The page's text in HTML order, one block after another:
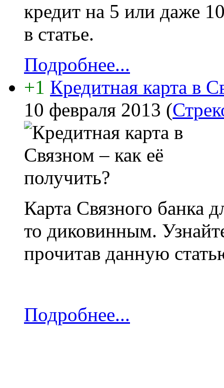
кредит на 5 или даже
в статье.
Подробнее...
+1 Кредитная карта в
10 февраля 2013 (
Карта Связного банка
то диковинным.
прочитав данную
Подробнее...